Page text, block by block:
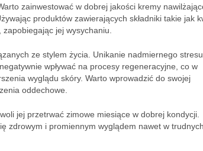
zainwestować w dobrej jakości kremy
produktów zawierających składniki takie jak
jej wysychaniu.
ze stylem życia. Unikanie nadmiernego stresu
wpływać na procesy regeneracyjne, co w
wyglądu skóry. Warto wprowadzić do swojej
oddechowe.
jej przetrwać zimowe miesiące w dobrej kondycji.
zdrowym i promiennym wyglądem nawet w trudnych